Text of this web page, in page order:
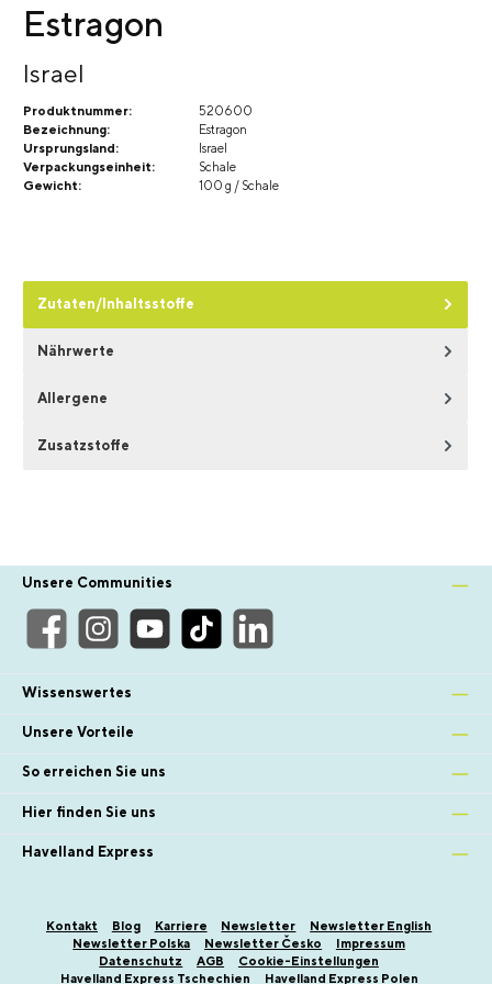
Estragon
Israel
Produktnummer:
520600
Bezeichnung:
Estragon
Ursprungsland:
Israel
Verpackungseinheit:
Schale
Gewicht:
100 g / Schale
Zutaten/Inhaltsstoffe
Nährwerte
Allergene
Zusatzstoffe
Unsere Communities
Wissenswertes
Unsere Vorteile
So erreichen Sie uns
Hier finden Sie uns
Havelland Express
Kontakt Blog Karriere Newsletter
Newsletter English
Newsletter Polska
Newsletter Česko
Impressum
Datenschutz
AGB
Cookie-Einstellungen
Havelland Express Tschechien
Havelland Express Polen